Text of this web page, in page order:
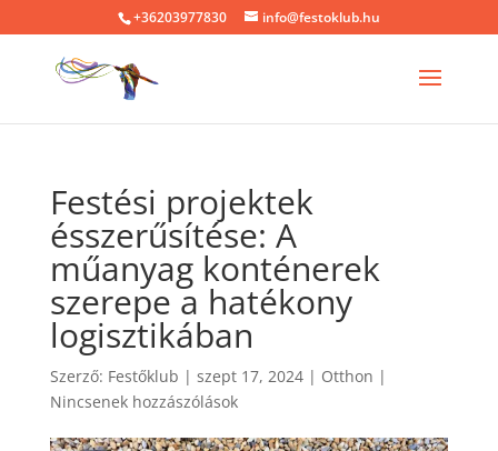
+36203977830 info@festoklub.hu
Festési projektek
ésszerűsítése: A
műanyag konténerek
szerepe a hatékony
logisztikában
Szerző: Festőklub | szept 17, 2024| Otthon |
Nincsenek hozzászólások